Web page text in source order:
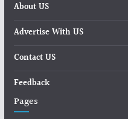
About US
Advertise With US
Contact US
Feedback
Pages